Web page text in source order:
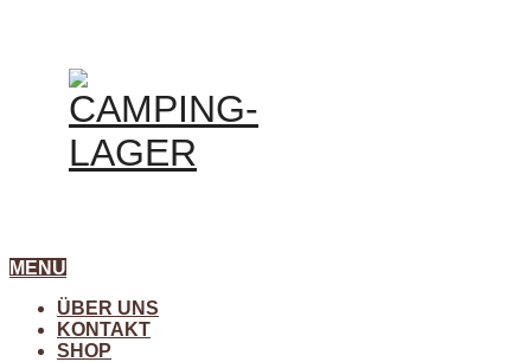
MENU
ÜBER UNS
KONTAKT
SHOP